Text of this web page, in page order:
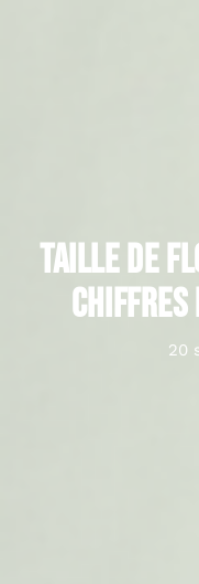
Taille de
chiffres
20